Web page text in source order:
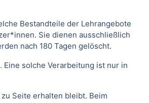
Bestandteile der Lehrangebote
Sie dienen ausschließlich
nach 180 Tagen gelöscht.
solche Verarbeitung ist nur in
Seite erhalten bleibt. Beim